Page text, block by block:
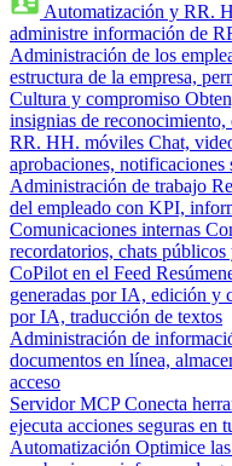
Automatización y RR.
administre información de
Administración de los
estructura de la empresa,
Cultura y compromiso
insignias de
RR. HH. móviles Chat,
aprobaciones, notificaciones
Administración de trabajo
del empleado con KPI,
Comunicaciones internas
recordatorios, chats
CoPilot en el Feed
generadas por IA, edición y
por IA, traducción de textos
Administración de
documentos en línea,
acceso
Servidor MCP Conecta
ejecuta acciones seguras en
Automatización Optimice